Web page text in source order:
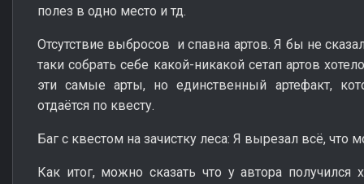
полез в одно место и тд.
Отсутствие выбросов и спавна артов. Я бы не
таки собрать себе какой-никакой сетап артов
эти самые арты, но единственный артефакт,
отдаётся по квесту.
Баг с квестом на зачистку леса: Я вырезал всё, что
Как итог, можно сказать что у автора